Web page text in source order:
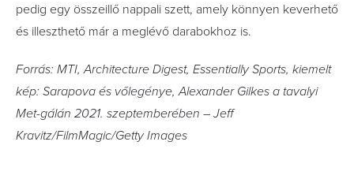
pedig egy összeillő nappali szett, amely könnyen keverhető
és illeszthető már a meglévő darabokhoz is.
Forrás: MTI, Architecture Digest, Essentially Sports, kiemelt
kép: Sarapova és vőlegénye, Alexander Gilkes a tavalyi
Met-gálán 2021. szeptemberében – Jeff
Kravitz/FilmMagic/Getty Images